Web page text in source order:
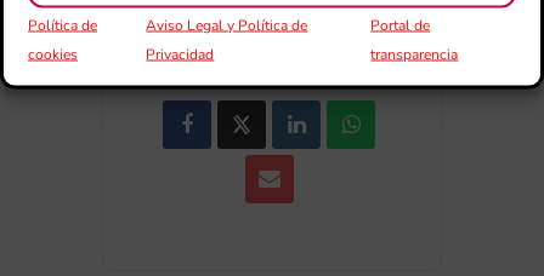
Política de
cookies
Aviso Legal y Política de
Privacidad
Portal de
transparencia
COMPARTIR ESTE EVENTO